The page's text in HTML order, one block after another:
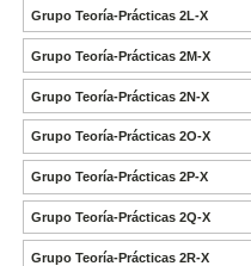
Grupo Teoría-Prácticas 2L-X
Grupo Teoría-Prácticas 2M-X
Grupo Teoría-Prácticas 2N-X
Grupo Teoría-Prácticas 2O-X
Grupo Teoría-Prácticas 2P-X
Grupo Teoría-Prácticas 2Q-X
Grupo Teoría-Prácticas 2R-X